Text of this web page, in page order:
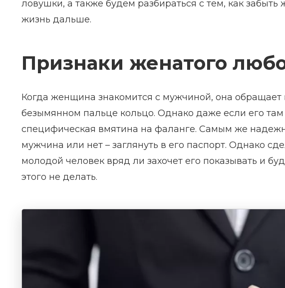
ловушки, а также будем разбираться с тем, как
жизнь дальше.
Признаки женатого
Когда женщина знакомится с мужчиной, она обращает
безымянном пальце кольцо. Однако даже если его там
специфическая вмятина на фаланге. Самым же
мужчина или нет – заглянуть в его паспорт. Однако
молодой человек вряд ли захочет его показывать и
этого не делать.